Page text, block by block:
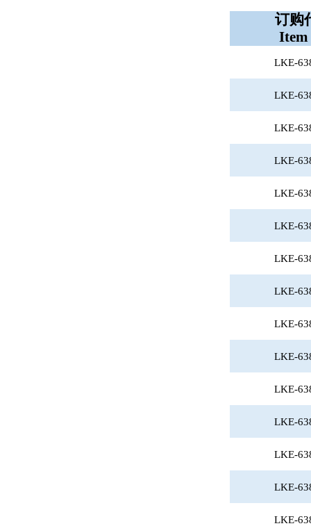
订购
Item
LKE-
LKE-
LKE-
LKE-
LKE-
LKE-
LKE-
LKE-
LKE-
LKE-
LKE-
LKE-
LKE-
LKE-
LKE-